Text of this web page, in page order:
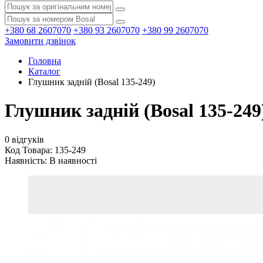
+380 68 2607070 +380 93 2607070 +380 99 2607070
Замовити дзвінок
Головна
Каталог
Глушник задній (Bosal 135-249)
Глушник задній (Bosal 135-
0 відгуків
Код Товара: 135-249
Наявність: В наявності